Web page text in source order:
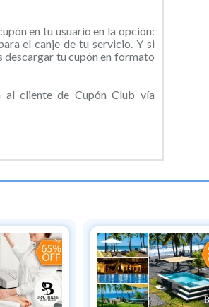
en tu usuario en la opción:
el canje de tu servicio. Y si
descargar tu cupón en formato
al cliente de Cupón Club vía